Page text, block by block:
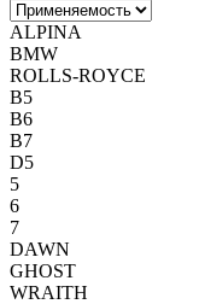
ALPINA
BMW
ROLLS-ROYCE
B5
B6
B7
D5
5
6
7
DAWN
GHOST
WRAITH